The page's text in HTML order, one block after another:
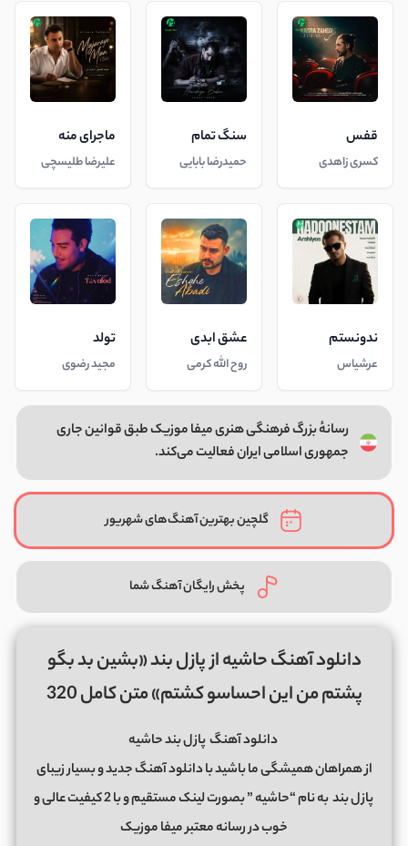
قفس
کسری زاهدی
سنگ تمام
حمیدرضا بابایی
ماجرای منه
علیرضا طلیسچی
ندونستم
عرشیاس
عشق ابدی
روح الله کرمی
تولد
مجید رضوی
رسانهٔ بزرگ فرهنگی هنری میفا موزیک طبق قوانین جاری
جمهوری اسلامی ایران فعالیت می‌کند.
گلچین بهترین آهنگ‌های شهریور
پخش رایگان آهنگ شما
دانلود آهنگ حاشیه از پازل بند «بشین بد بگو
پشتم من این احساسو‌ کشتم» متن کامل 320
دانلود آهنگپازل بند حاشیه
از همراهان همیشگی ما باشید با دانلود آهنگ جدید و بسیار زیبای
پازل بند
به نام “حاشیه ” بصورت لینک مستقیم و با 2 کیفیت عالی و
خوب در رسانه معتبر میفا موزیک